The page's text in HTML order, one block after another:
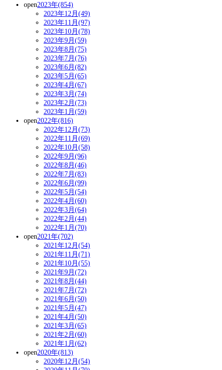
open2023年(854)
2023年12月(49)
2023年11月(97)
2023年10月(78)
2023年9月(59)
2023年8月(75)
2023年7月(76)
2023年6月(82)
2023年5月(65)
2023年4月(67)
2023年3月(74)
2023年2月(73)
2023年1月(59)
open2022年(816)
2022年12月(73)
2022年11月(69)
2022年10月(58)
2022年9月(96)
2022年8月(46)
2022年7月(83)
2022年6月(99)
2022年5月(54)
2022年4月(60)
2022年3月(64)
2022年2月(44)
2022年1月(70)
open2021年(702)
2021年12月(54)
2021年11月(71)
2021年10月(55)
2021年9月(72)
2021年8月(44)
2021年7月(72)
2021年6月(50)
2021年5月(47)
2021年4月(50)
2021年3月(65)
2021年2月(60)
2021年1月(62)
open2020年(813)
2020年12月(54)